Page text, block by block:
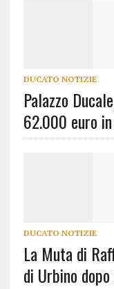
DUCATO NOTIZIE
Palazzo
62.000 euro
DUCATO NOTIZIE
La Muta di
di Urbino